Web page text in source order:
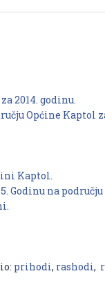
2014. godinu.
Općine Kaptol
Kaptol.
Godinu na
prihodi, rashodi,